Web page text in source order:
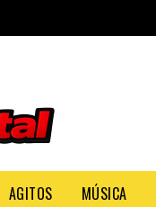
AGITOS MÚSICA